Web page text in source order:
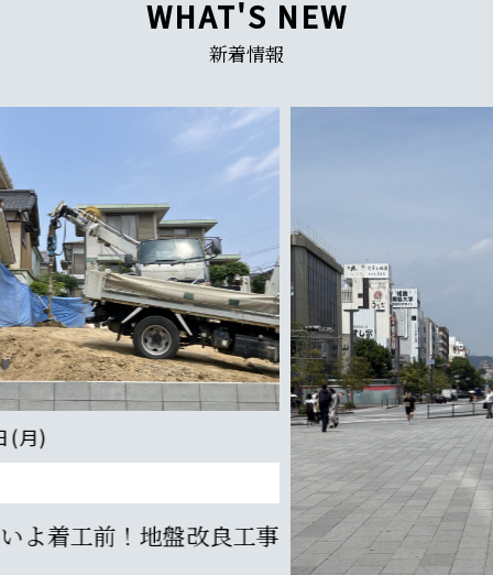
WHAT'S NEW
新着情報
事